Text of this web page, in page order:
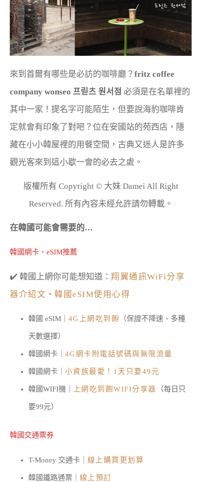
來到首爾有哪些是必訪的咖啡廳？ fritz coffee
company wonseo 프릳츠 원서점 必須是在名單裡的
其中一家！提名字可能陌生，但要說海豹咖啡肯
定就會有印象了對吧？位在安國站的苑西店，隱
藏在小小韓屋裡的用餐空間，古典又迷人是許多
觀光客來到這小歇一會的必去之處。
版權所有 Copyright © 大妹 Damei All Right
Reserved. 所有內容未經允許請勿轉載。
在韓國可能會需要的…
韓國網卡、eSIM推薦
✔️ 韓國上網你可能想知道： 翔翼通訊WiFi分享
器介紹文 、 韓國eSIM使用心得
韓國 eSIM｜ 4G上網吃到飽 （保證不降速、多種
天數選擇）
韓國網卡｜ 4G網卡附電話號碼與無限流量
韓國網卡｜ 小資族最愛！1天只要49元
韓國WIFI機｜ 上網吃到飽WIFI分享器 （每日只
要99元）
韓國交通票券
T-Money 交通卡｜ 線上購買更划算
韓國鐵路通票｜ 線上預訂